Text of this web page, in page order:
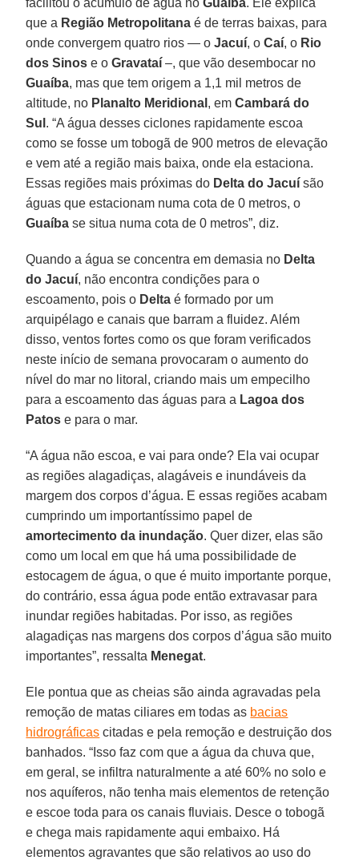
que a Região Metropolitana é de terras baixas, para
onde convergem quatro rios — oJacuí, oCaí, o Rio
dos Sinos e oGravataí –, que vão desembocar no
Guaíba, mas que tem origem a 1,1 mil metros de
altitude, no Planalto Meridional , emCambará do
Sul . “A água desses ciclones rapidamente escoa
como se fosse um tobogã de 900 metros de elevação
e vem até a região mais baixa, onde ela estaciona.
Essas regiões mais próximas do Delta do Jacuí são
águas que estacionam numa cota de 0 metros, o
Guaíba se situa numa cota de 0 metros”, diz.
Quando a água se concentra em demasia no Delta
do Jacuí, não encontra condições para o
escoamento, pois o Delta é formado por um
arquipélago e canais que barram a fluidez. Além
disso, ventos fortes como os que foram verificados
neste início de semana provocaram o aumento do
nível do mar no litoral, criando mais um empecilho
para a escoamento das águas para a Lagoa dos
Patos e para o mar.
“A água não escoa, e vai para onde? Ela vai ocupar
as regiões alagadiças, alagáveis e inundáveis da
margem dos corpos d’água. E essas regiões acabam
cumprindo um importantíssimo papel de
amortecimento da inundação. Quer dizer, elas são
como um local em que há uma possibilidade de
estocagem de água, o que é muito importante porque,
do contrário, essa água pode então extravasar para
inundar regiões habitadas. Por isso, as regiões
alagadiças nas margens dos corpos d’água são muito
importantes”, ressalta Menegat.
Ele pontua que as cheias são ainda agravadas pela
remoção de matas ciliares em todas as bacias
hidrográficas citadas e pela remoção e destruição dos
banhados. “Isso faz com que a água da chuva que,
em geral, se infiltra naturalmente a até 60% no solo e
nos aquíferos, não tenha mais elementos de retenção
e escoe toda para os canais fluviais. Desce o tobogã
e chega mais rapidamente aqui embaixo. Há
elementos agravantes que são relativos ao uso do